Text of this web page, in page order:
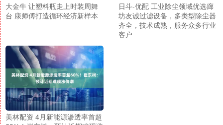
大金牛 让塑料瓶走上时装周舞
台 康师傅打造循环经济新样本
日斗-优配 工业除尘领域优选廊
坊友诚过滤设备，多类型除尘器
齐全，技术成熟，服务众多行业
客户
美林配资 4月新能源渗透率首超